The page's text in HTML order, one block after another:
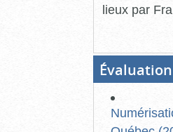
lieux par